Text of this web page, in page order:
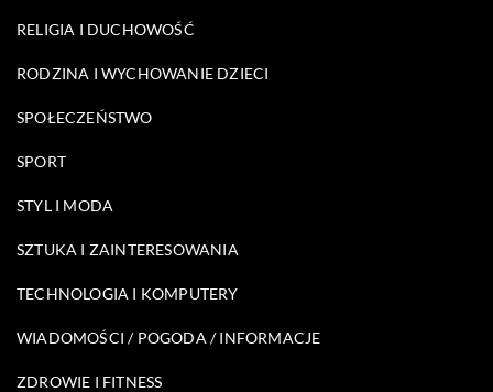
RELIGIA I DUCHOWOŚĆ
RODZINA I WYCHOWANIE DZIECI
SPOŁECZEŃSTWO
SPORT
STYL I MODA
SZTUKA I ZAINTERESOWANIA
TECHNOLOGIA I KOMPUTERY
WIADOMOŚCI / POGODA / INFORMACJE
ZDROWIE I FITNESS